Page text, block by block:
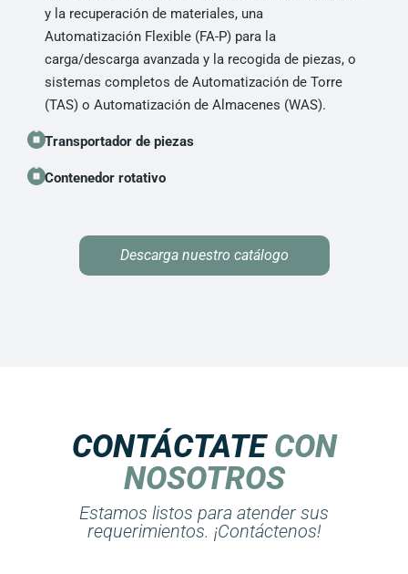
y la recuperación de materiales, una
Automatización Flexible (FA-P) para la
carga/descarga avanzada y la recogida de piezas, o
sistemas completos de Automatización de Torre
(TAS) o Automatización de Almacenes (WAS).
Transportador de piezas
Contenedor rotativo
Descarga nuestro catálogo
CONTÁCTATECON
NOSOTROS
Estamos listos para atender sus
requerimientos. ¡Contáctenos!